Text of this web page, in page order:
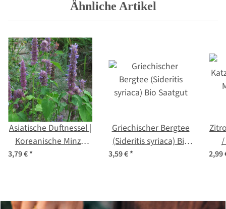
Ähnliche Artikel
Asiatische Duftnessel |
Koreanische Minze
(Agastache rugosa)
3,79 €*
Griechischer Bergtee
(Sideritis syriaca) Bio
3,59 €*
/
2,99